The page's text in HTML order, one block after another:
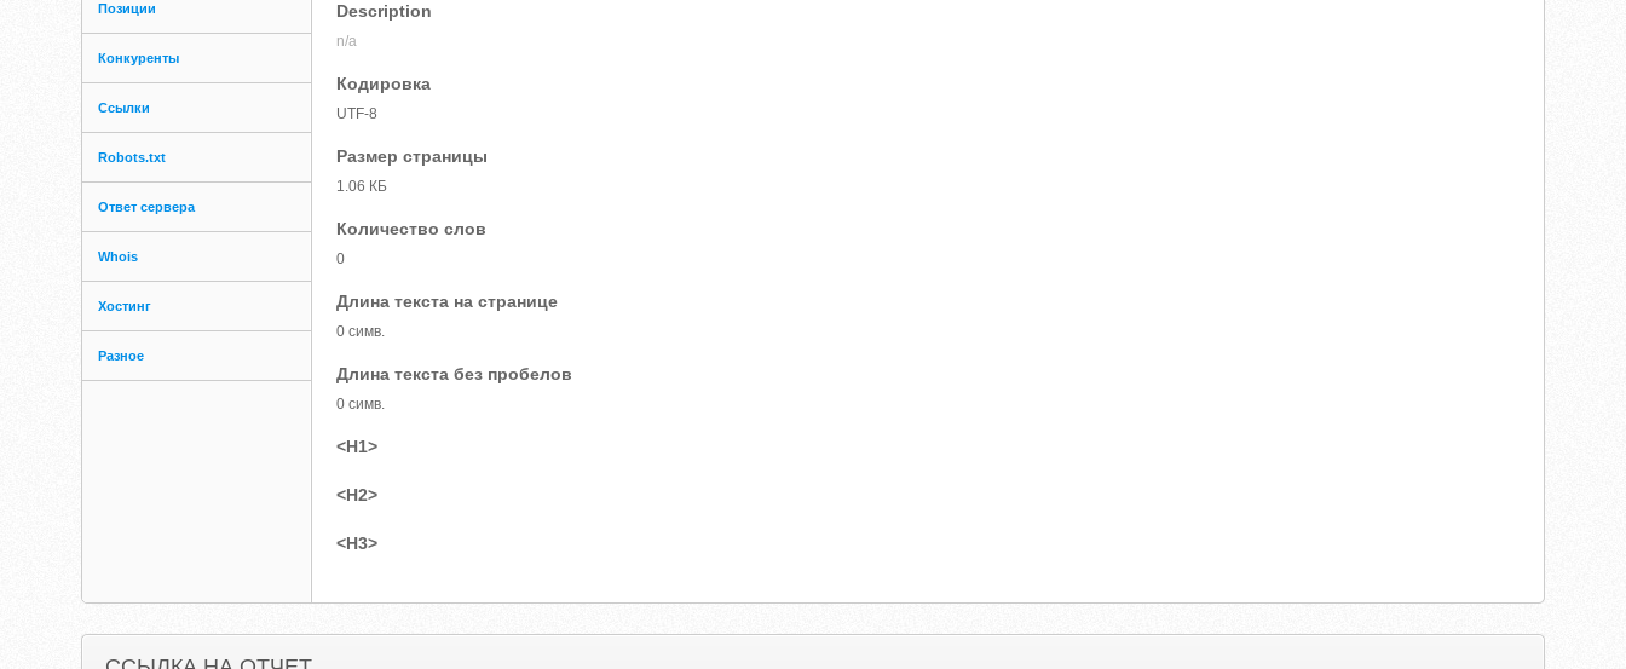
Позиции
Конкуренты
Ссылки
Robots.txt
Ответ сервера
Whois
Хостинг
Разное
Description
n/a
Кодировка
UTF-8
Размер страницы
1.06 КБ
Количество слов
0
Длина текста на странице
0 симв.
Длина текста без пробелов
0 симв.
<H1>
<H2>
<H3>